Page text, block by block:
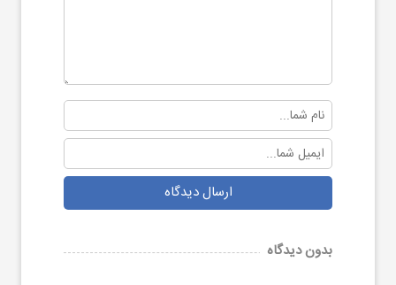
ارسال دیدگاه
بدون دیدگاه